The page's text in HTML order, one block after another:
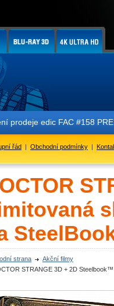
#158 PREDATOR E1 +
řád | Obchodní podmínky |
strana
Akční filmy
STRANGE 3D + 2D